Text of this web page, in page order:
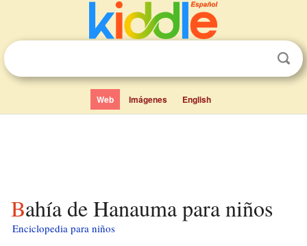
Web Imágenes English
Bahía de Hanauma para niños
Enciclopedia para niños